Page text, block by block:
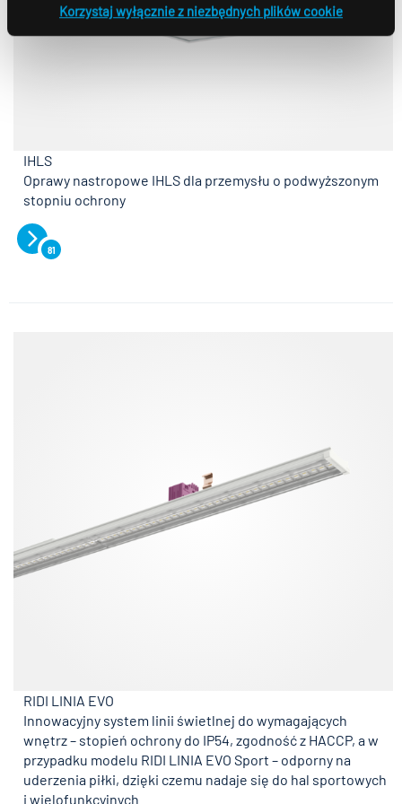
Korzystaj wyłącznie z niezbędnych plików cookie
IHLS
Oprawy nastropowe IHLS dla przemysłu o podwyższonym
stopniu ochrony
81
RIDI LINIA EVO
Innowacyjny system linii świetlnej do wymagających
wnętrz – stopień ochrony do IP54, zgodność z HACCP, a w
przypadku modelu RIDI LINIA EVO Sport – odporny na
uderzenia piłki, dzięki czemu nadaje się do hal sportowych
i wielofunkcyjnych.